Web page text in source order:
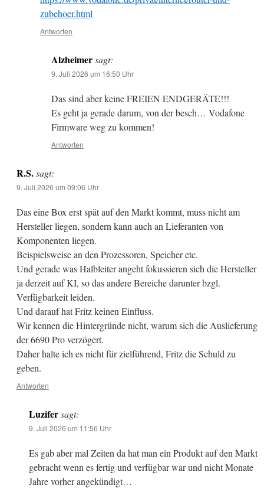
zubehoer.html
Antworten
Alzheimersagt:
9. Juli 2026 um 16:50 Uhr
Das sind aber keine FREIEN ENDGERÄTE!!!
Es geht ja gerade darum, von der besch… Vodafone
Firmware weg zu kommen!
Antworten
R.S. sagt:
9. Juli 2026 um 09:06 Uhr
Das eine Box erst spät auf den Markt kommt, muss nicht am
Hersteller liegen, sondern kann auch an Lieferanten von
Komponenten liegen.
Beispielsweise an den Prozessoren, Speicher etc.
Und gerade was Halbleiter angeht fokussieren sich die Hersteller
ja derzeit auf KI, so das andere Bereiche darunter bzgl.
Verfügbarkeit leiden.
Und darauf hat Fritz keinen Einfluss.
Wir kennen die Hintergründe nicht, warum sich die Auslieferung
der 6690 Pro verzögert.
Daher halte ich es nicht für zielführend, Fritz die Schuld zu
geben.
Antworten
Luzifer sagt:
9. Juli 2026 um 11:56 Uhr
Es gab aber mal Zeiten da hat man ein Produkt auf den Markt
gebracht wenn es fertig und verfügbar war und nicht Monate
Jahre vorher angekündigt…